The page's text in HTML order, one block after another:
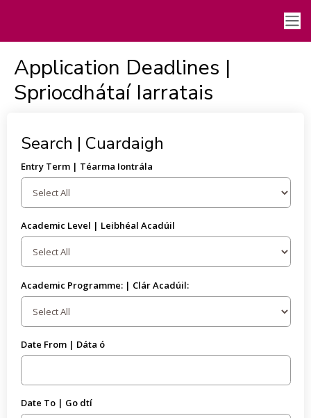
Application Deadlines |
Spriocdhátaí Iarratais
Search | Cuardaigh
Entry Term | Téarma Iontrála
Academic Level | Leibhéal Acadúil
Academic Programme: | Clár Acadúil:
Date From | Dáta ó
Date To | Go dtí